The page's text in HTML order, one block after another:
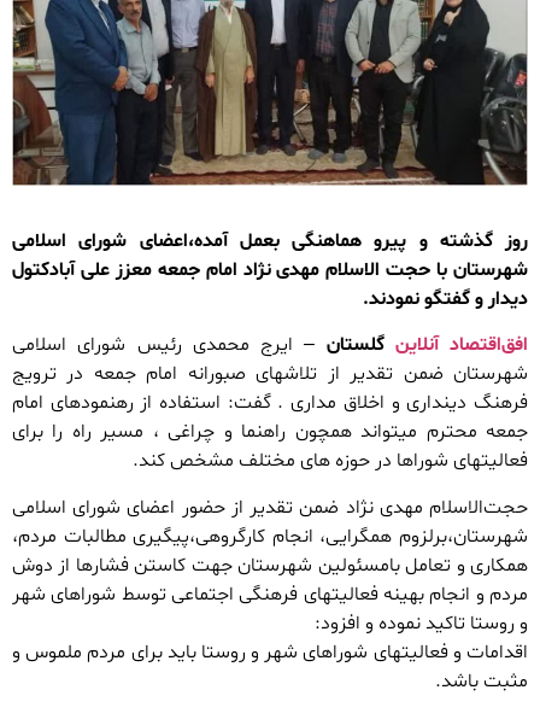
روز گذشته و پیرو هماهنگی بعمل آمده،اعضای شورای اسلامی
شهرستان با حجت الاسلام مهدی نژاد امام جمعه معزز علی آبادکتول
دیدار و گفتگو نمودند.
افق‌اقتصاد آنلاین گلستان – ایرج محمدی رئیس شورای اسلامی
شهرستان ضمن تقدیر از تلاشهای صبورانه امام جمعه در ترویج
فرهنگ دینداری و اخلاق مداری . گفت: استفاده از رهنمودهای امام
جمعه محترم میتواند همچون راهنما و چراغی ، مسیر راه را برای
فعالیتهای شوراها در حوزه های مختلف مشخص کند.
حجت‌الاسلام مهدی نژاد ضمن تقدیر از حضور اعضای شورای اسلامی
شهرستان،برلزوم همگرایی، انجام کارگروهی،پیگیری مطالبات مردم،
همکاری و تعامل بامسئولین شهرستان جهت کاستن فشارها از دوش
مردم و انجام بهینه فعالیتهای فرهنگی اجتماعی توسط شوراهای شهر
و روستا تاکید نموده و افزود:
اقدامات و فعالیتهای شوراهای شهر و روستا باید برای مردم ملموس و
مثبت باشد.